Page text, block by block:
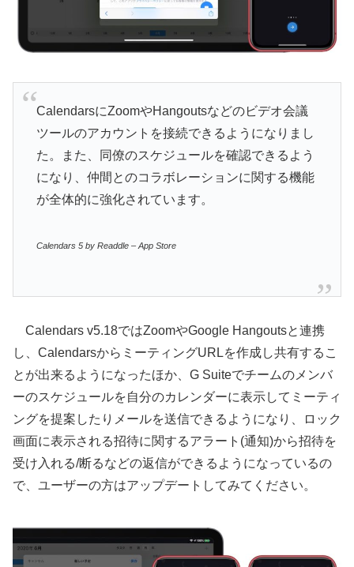
CalendarsにZoomやHangoutsなどのビデオ会議
ツールのアカウントを接続できるようになりまし
た。また、同僚のスケジュールを確認できるよう
になり、仲間とのコラボレーションに関する機能
が全体的に強化されています。
Calendars 5 by Readdle – App Store
Calendars v5.18ではZoomやGoogle Hangoutsと連携
し、CalendarsからミーティングURLを作成し共有するこ
とが出来るようになったほか、G Suiteでチームのメンバ
ーのスケジュールを自分のカレンダーに表示してミーティ
ングを提案したりメールを送信できるようになり、ロック
画面に表示される招待に関するアラート(通知)から招待を
受け入れる/断るなどの返信ができるようになっているの
で、ユーザーの方はアップデートしてみてください。